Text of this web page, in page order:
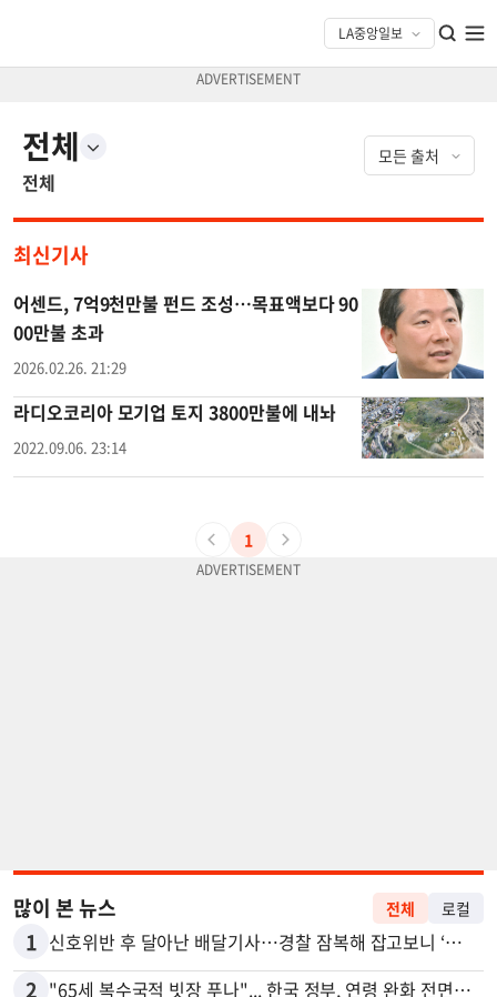
전체
전체
최신기사
어센드, 7억9천만불 펀드 조성…목표액보다 90
00만불 초과
2026.02.26. 21:29
라디오코리아 모기업 토지 3800만불에 내놔
2022.09.06. 23:14
1
많이 본 뉴스 전체 로컬
1 신호위반 후 달아난 배달기사…경찰 잠복해 잡고보니 ‘반전’
2 "65세 복수국적 빗장 푸나"... 한국 정부, 연령 완화 전면 추진